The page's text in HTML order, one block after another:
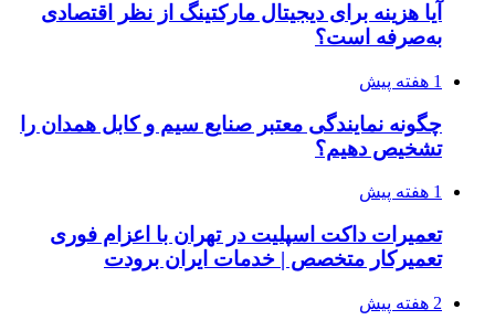
آیا هزینه برای دیجیتال مارکتینگ از نظر اقتصادی
به‌صرفه است؟
1 هفته پیش
چگونه نمایندگی معتبر صنایع سیم و کابل همدان را
تشخیص دهیم؟
1 هفته پیش
تعمیرات داکت اسپلیت در تهران با اعزام فوری
تعمیرکار متخصص | خدمات ایران برودت
2 هفته پیش